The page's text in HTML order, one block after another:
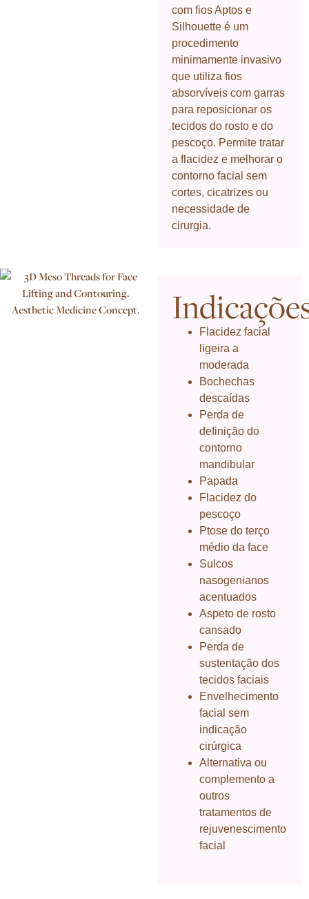
com fios Aptos e
Silhouette é um
procedimento
minimamente invasivo
que utiliza fios
absorvíveis com garras
para reposicionar os
tecidos do rosto e do
pescoço. Permite tratar
a flacidez e melhorar o
contorno facial sem
cortes, cicatrizes ou
necessidade de
cirurgia.
Flacidez facial
ligeira a
moderada
Bochechas
descaídas
Perda de
definição do
contorno
mandibular
Papada
Flacidez do
pescoço
Ptose do terço
médio da face
Sulcos
nasogenianos
acentuados
Aspeto de rosto
cansado
Perda de
sustentação dos
tecidos faciais
Envelhecimento
facial sem
indicação
cirúrgica
Alternativa ou
complemento a
outros
tratamentos de
rejuvenescimento
facial